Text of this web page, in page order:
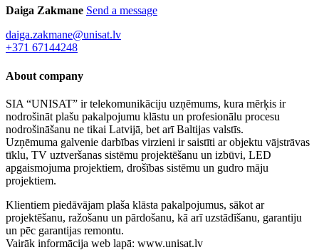
Daiga Zakmane Send a message
daiga.zakmane@unisat.lv
+371 67144248
About company
SIA “UNISAT” ir telekomunikāciju uzņēmums, kura mērķis ir
nodrošināt plašu pakalpojumu klāstu un profesionālu procesu
nodrošināšanu ne tikai Latvijā, bet arī Baltijas valstīs.
Uzņēmuma galvenie darbības virzieni ir saistīti ar objektu vājstrāvas
tīklu, TV uztveršanas sistēmu projektēšanu un izbūvi, LED
apgaismojuma projektiem, drošības sistēmu un gudro māju
projektiem.
Klientiem piedāvājam plaša klāsta pakalpojumus, sākot ar
projektēšanu, ražošanu un pārdošanu, kā arī uzstādīšanu, garantiju
un pēc garantijas remontu.
Vairāk informācija web lapā: www.unisat.lv